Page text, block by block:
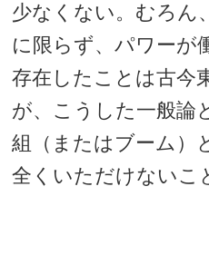
少なくない。むろん
に限らず、パワーが
存在したことは古今
が、こうした一般論
組（またはブーム）
全くいただけないこ